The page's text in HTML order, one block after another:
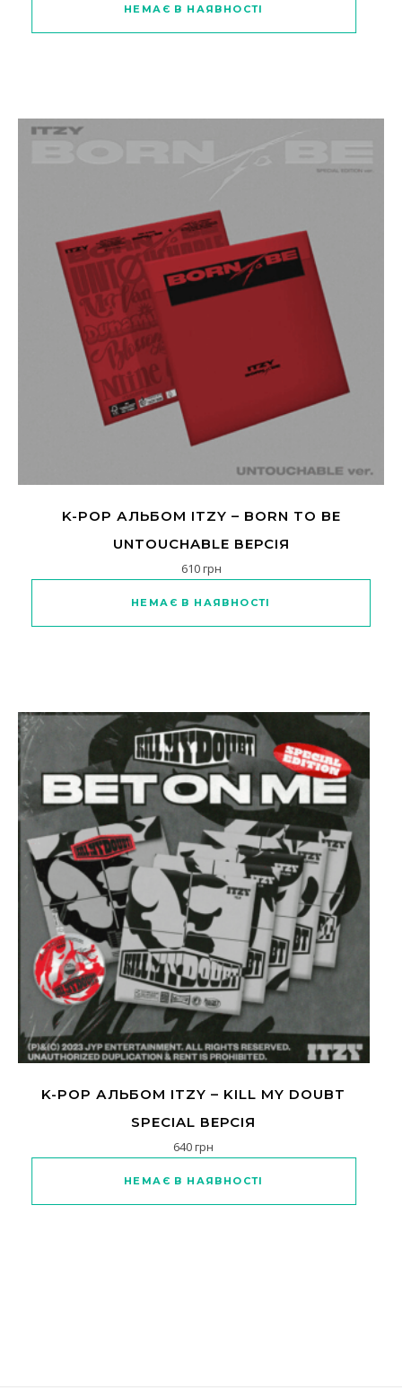
НЕМАЄ В НАЯВНОСТІ
K-POP АЛЬБОМ ITZY – BORN TO BE
UNTOUCHABLE ВЕРСІЯ
610грн
НЕМАЄ В НАЯВНОСТІ
K-POP АЛЬБОМ ITZY – KILL MY DOUBT
SPECIAL ВЕРСІЯ
640грн
НЕМАЄ В НАЯВНОСТІ